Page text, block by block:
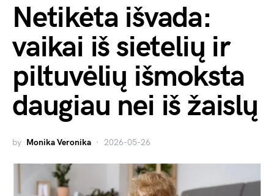
Netikėta išvada:
vaikai iš sietelių ir
piltuvėlių išmoksta
daugiau nei iš žaislų
by Monika Veronika 2026-05-26